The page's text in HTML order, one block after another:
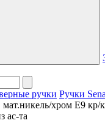
ручки Ручки
хром Е9
ас-та